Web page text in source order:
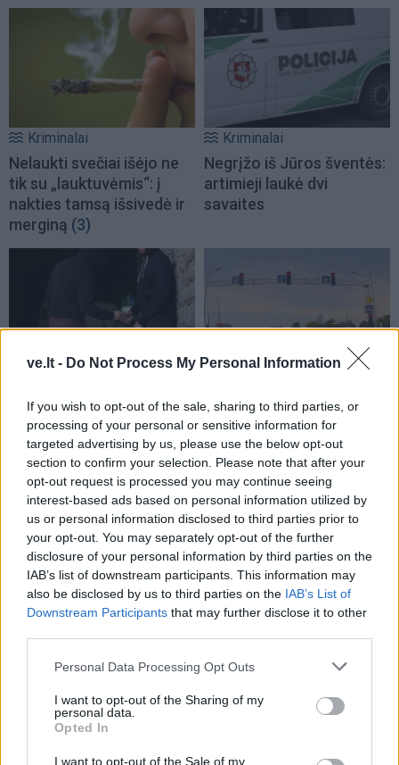
ve.lt - Do Not Process My Personal Information
If you wish to opt-out of the sale, sharing to third parties, or
processing of your personal or sensitive information for
targeted advertising by us, please use the below opt-out
section to confirm your selection. Please note that after your
opt-out request is processed you may continue seeing
interest-based ads based on personal information utilized by
us or personal information disclosed to third parties prior to
your opt-out. You may separately opt-out of the further
disclosure of your personal information by third parties on the
IAB’s list of downstream participants. This information may
also be disclosed by us to third parties on the IAB’s List of
Downstream Participants that may further disclose it to other
Personal Data Processing Opt Outs
I want to opt-out of the Sharing of my
personal data.
Opted In
I want to opt-out of the Sale of my
Kriminalai
Nelaukti svečiai išėjo ne
tik su „lauktuvėmis“: į
nakties tamsą išsivedė ir
merginą (3)
Kriminalai
Negrįžo iš Jūros šventės:
artimieji laukė dvi
savaites
Dviem Klaipėdos
gimnazistams už kanapių
pagrobimą ir platinimą –
lygtinis laisvės atėmimas
„Fūristas“ į judrią
sankryžą įlėkė „ant
rankinio“: vilkiko
puspriekabės ratai pakilo
į orą (7)
Kriminalai
Niekšui panižo rankos:
vėliau ir jos nepilnametę
(2)
Kriminalai
Traukia it bites prie
ištuštino žaidimų